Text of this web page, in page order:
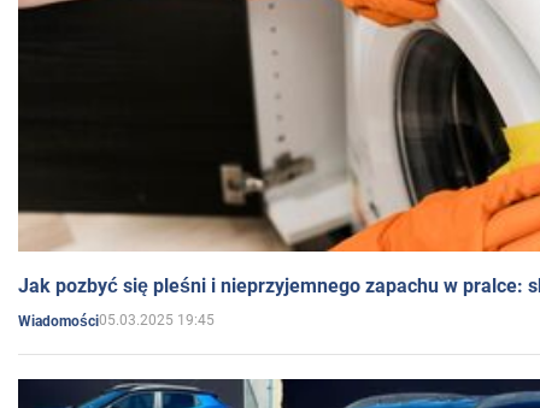
Jak pozbyć się pleśni i nieprzyjemnego zapachu w pralce:
Wiadomości05.03.2025 19:45